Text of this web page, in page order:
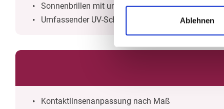
Ablehnen
Sonnenbrillen mit und ohne individueller Sehstärke
Umfassender UV-Schutz
Kontaktlinsenanpassung nach Maß